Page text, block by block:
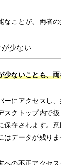
なことが、両者の
少ない
少ないことも、
ーにアクセスし、
スクトップ内で
保存されます。
はデータが残りま
への不正アクセ